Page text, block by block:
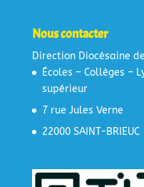
Nous contacter
Direction Diocésaine
Écoles – Collèges –
supérieur
7 rue Jules Verne
22000 SAINT-BRIEUC